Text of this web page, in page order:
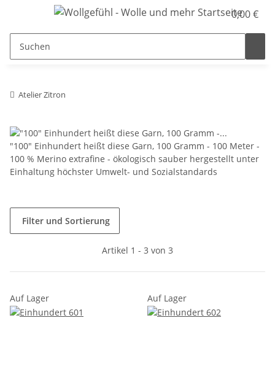
0,00 €
Atelier Zitron
"100" Einhundert heißt diese Garn, 100 Gramm - 100 Meter -
100 % Merino extrafine - ökologisch sauber hergestellt unter
Einhaltung höchster Umwelt- und Sozialstandards
Filter und Sortierung
Artikel 1 - 3 von 3
Auf Lager Auf Lager